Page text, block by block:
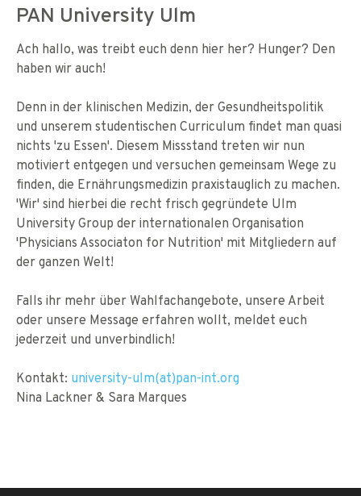
PAN University Ulm
Ach hallo, was treibt euch denn hier her? Hunger? Den
haben wir auch!
Denn in der klinischen Medizin, der Gesundheitspolitik
und unserem studentischen Curriculum findet man quasi
nichts 'zu Essen'. Diesem Missstand treten wir nun
motiviert entgegen und versuchen gemeinsam Wege zu
finden, die Ernährungsmedizin praxistauglich zu machen.
'Wir' sind hierbei die recht frisch gegründete Ulm
University Group der internationalen Organisation
'Physicians Associaton for Nutrition' mit Mitgliedern auf
der ganzen Welt!
Falls ihr mehr über Wahlfachangebote, unsere Arbeit
oder unsere Message erfahren wollt, meldet euch
jederzeit und unverbindlich!
Kontakt: university-ulm(at)pan-int.org
Nina Lackner & Sara Marques